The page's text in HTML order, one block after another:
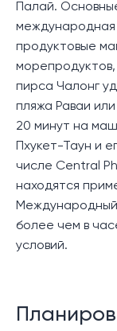
Палай.
международная
продуктовые
морепродуктов,
пирса Чалонг
пляжа Раваи
20 минут на
Пхукет-Таун и
числе Central
находятся
более чем в
условий.